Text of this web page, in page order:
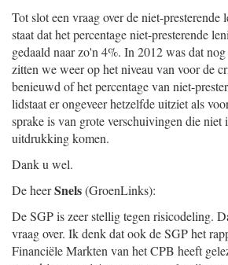
Tot slot een vraag over de niet-presterende
staat dat het percentage niet-presterende
gedaald naar zo'n 4%. In 2012 was dat
zitten we weer op het niveau van voor de
benieuwd of het percentage van niet-
lidstaat er ongeveer hetzelfde uitziet als
sprake is van grote verschuivingen die niet
uitdrukking komen.
Dank u wel.
De heerSnels(GroenLinks):
De SGP is zeer stellig tegen risicodeling.
vraag over. Ik denk dat ook de SGP het
Financiële Markten van het CPB heeft